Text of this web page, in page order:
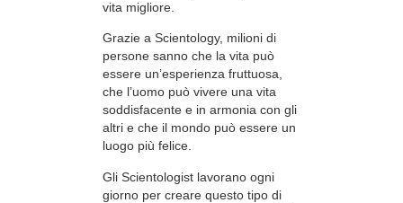
vita migliore.
Grazie a Scientology, milioni di
persone sanno che la vita può
essere un’esperienza fruttuosa,
che l’uomo può vivere una vita
soddisfacente e in armonia con gli
altri e che il mondo può essere un
luogo più felice.
Gli Scientologist lavorano ogni
giorno per creare questo tipo di